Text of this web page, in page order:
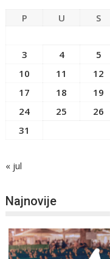
P U S
3
4 5
10
11 12
17
18 19
24
25 26
31
« jul
Najnovije